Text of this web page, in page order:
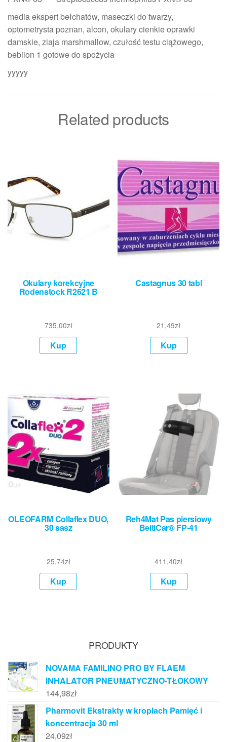
media ekspert bełchatów, maseczki do twarzy,
optometrysta poznan, alcon, okulary cienkie oprawki
damskie, ziaja marshmallow, czułość testu ciążowego,
bebilon 1 gotowe do spożycia
yyyyy
Related products
Okulary korekcyjne
Rodenstock R2621 B
735,00zł
Kup
Castagnus 30 tabl
21,49zł
Kup
OLEOFARM Collaflex DUO,
30 sasz
25,74zł
Kup
Reh4Mat Pas piersiowy
BeltiCar® FP-41
411,40zł
Kup
PRODUKTY
NOVAMA FAMILINO PRO BY FLAEM
INHALATOR PNEUMATYCZNO-TŁOKOWY
144,98zł
Pharmovit Ekstrakty w kroplach Pamięć i
koncentracja 30 ml
24,09zł